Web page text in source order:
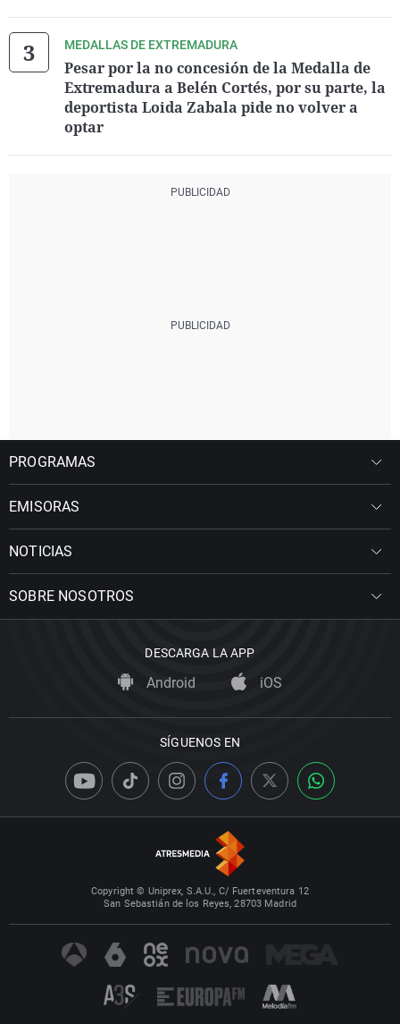
MEDALLAS DE EXTREMADURA
Pesar por la no concesión de la Medalla de
Extremadura a Belén Cortés, por su parte, la
deportista Loida Zabala pide no volver a
optar
PROGRAMAS
EMISORAS
NOTICIAS
SOBRE NOSOTROS
DESCARGA LA APP
Android iOS
SÍGUENOS EN
Copyright © Uniprex, S.A.U., C/ Fuerteventura 12
San Sebastián de los Reyes, 28703 Madrid